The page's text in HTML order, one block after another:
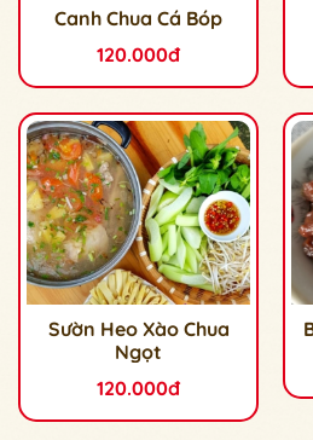
Canh Chua Cá Bóp
120.000đ
Sườn Heo Xào Chua
Ngọt
120.000đ